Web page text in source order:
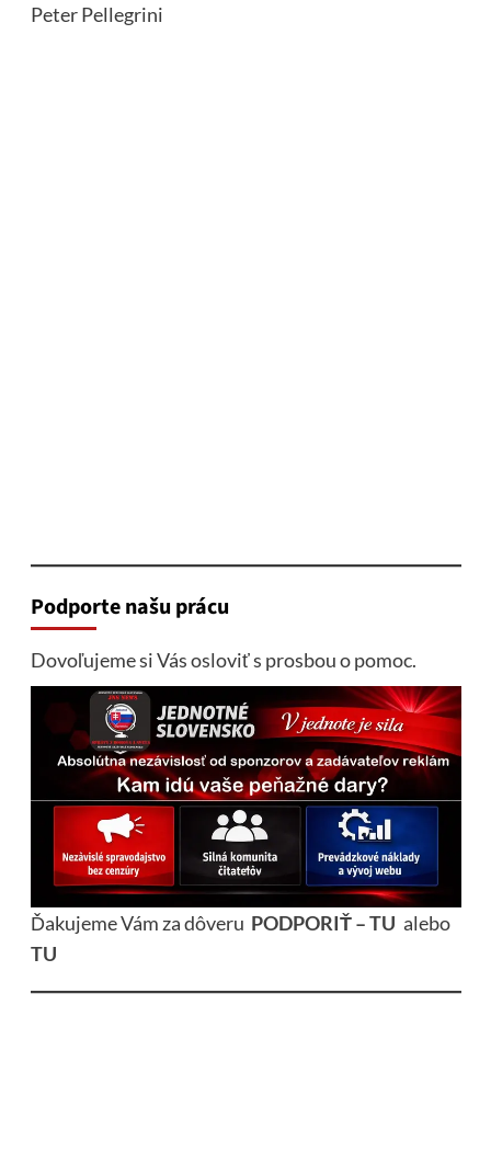
Peter Pellegrini
Podporte našu prácu
Dovoľujeme si Vás osloviť s prosbou o pomoc.
Ďakujeme Vám za dôveru PODPORIŤ – TU alebo
TU